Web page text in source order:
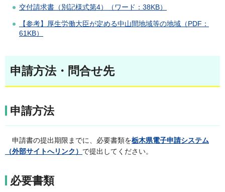
交付請求書（別記様式第4）（ワード：38KB）
【参考】厚生労働大臣が定める中山間地域等の地域（PDF：
61KB）
申請方法・問合せ先
申請方法
申請書の提出期限までに、必要書類を栃木県電子申請システム
（外部サイトへリンク） で提出してください。
必要書類